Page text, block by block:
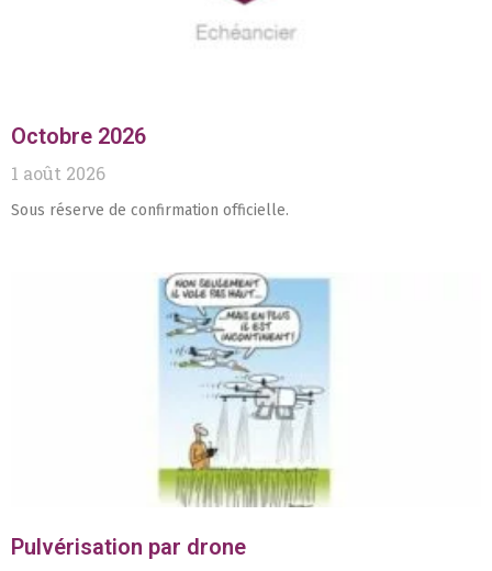
Octobre 2026
1 août 2026
Sous réserve de confirmation officielle.
Pulvérisation par drone